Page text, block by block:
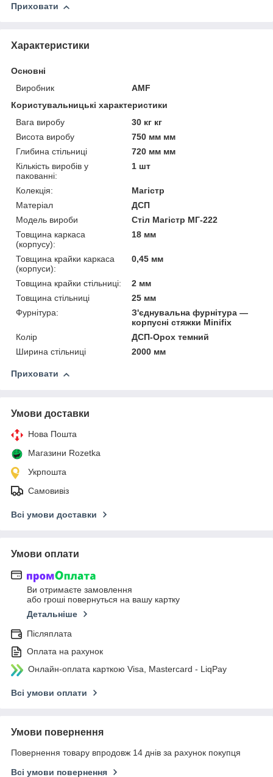
Приховати
Характеристики
Основні
Виробник
AMF
Користувальницькі характеристики
Вага виробу
30 кг кг
Висота виробу
750 мм мм
Глибина стільниці
720 мм мм
Кількість виробів у
пакованні:
1 шт
Колекція:
Магістр
Матеріал
ДСП
Модель вироби
Стіл Магістр МГ-222
Товщина каркаса
(корпусу):
18 мм
Товщина крайки каркаса
(корпуси):
0,45 мм
Товщина крайки стільниці:
2 мм
Товщина стільниці
25 мм
Фурнітура:
З'єднувальна фурнітура —
корпусні стяжки Minifix
Колір
ДСП-Орох темний
Ширина стільниці
2000 мм
Приховати
Умови доставки
Нова Пошта
Магазини Rozetka
Укрпошта
Самовивіз
Всі умови доставки
Умови оплати
Ви отримаєте замовлення
або гроші повернуться на вашу картку
Детальніше
Післяплата
Оплата на рахунок
Онлайн-оплата карткою Visa, Mastercard - LiqPay
Всі умови оплати
Умови повернення
Повернення товару впродовж 14 днів за рахунок покупця
Всі умови повернення